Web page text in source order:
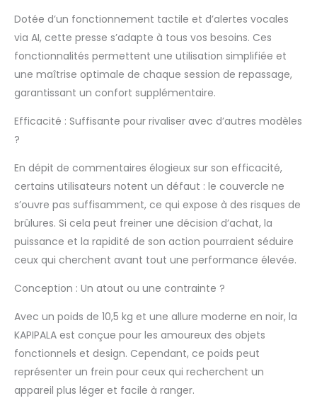
kg, cet appareil offre
des résultats de
repassage
professionnels et
fantastiques, même
à la maison Fonction
tactile clair peut
temps réel et signaler
le manque d'eau, voix
IA pour votre rappel
de sécurité et la
sélection du bouton
d'envoi, etc Grande
capacité : avec le
amovible de 1 litre qui
minutes de vapeur
continue, vous
pouvez repasser
plusieurs vêtements
sans remplissage
fréquent Haute
Dotée d’un fonctionnement tactile et d’alertes vocales
via AI, cette presse s’adapte à tous vos besoins. Ces
fonctionnalités permettent une utilisation simplifiée et
une maîtrise optimale de chaque session de repassage,
garantissant un confort supplémentaire.
Efficacité : Suffisante pour rivaliser avec d’autres modèles
?
En dépit de commentaires élogieux sur son efficacité,
certains utilisateurs notent un défaut : le couvercle ne
s’ouvre pas suffisamment, ce qui expose à des risques de
brûlures. Si cela peut freiner une décision d’achat, la
puissance et la rapidité de son action pourraient séduire
ceux qui cherchent avant tout une performance élevée.
Conception : Un atout ou une contrainte ?
Avec un poids de 10,5 kg et une allure moderne en noir, la
KAPIPALA est conçue pour les amoureux des objets
fonctionnels et design. Cependant, ce poids peut
représenter un frein pour ceux qui recherchent un
appareil plus léger et facile à ranger.